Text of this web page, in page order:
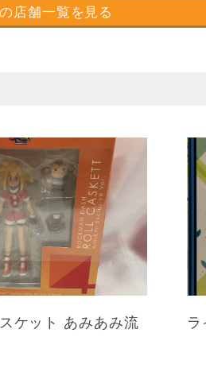
店舗一覧を見る
ケット あみあみ流
ラ